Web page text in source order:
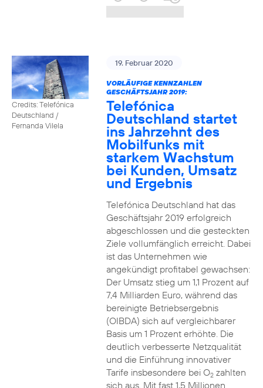
Credits: Telefónica
Deutschland /
Fernanda Vilela
19. Februar 2020
VORLÄUFIGE KENNZAHLEN
GESCHÄFTSJAHR 2019:
Telefónica
Deutschland startet
ins Jahrzehnt des
Mobilfunks mit
starkem Wachstum
bei Kunden, Umsatz
und Ergebnis
Telefónica Deutschland hat das
Geschäftsjahr 2019 erfolgreich
abgeschlossen und die gesteckten
Ziele vollumfänglich erreicht. Dabei
ist das Unternehmen wie
angekündigt profitabel gewachsen:
Der Umsatz stieg um 1,1 Prozent auf
7,4 Milliarden Euro, während das
bereinigte Betriebsergebnis
(OIBDA) sich auf vergleichbarer
Basis um 1 Prozent erhöhte. Die
deutlich verbesserte Netzqualität
und die Einführung innovativer
Tarife insbesondere bei O2zahlten
sich aus. Mit fast 1,5 Millionen